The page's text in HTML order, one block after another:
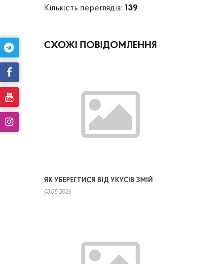
Кількість переглядів: 139
СХОЖІ ПОВІДОМЛЕННЯ
ЯК УБЕРЕГТИСЯ ВІД УКУСІВ ЗМІЙ
03.08.2026